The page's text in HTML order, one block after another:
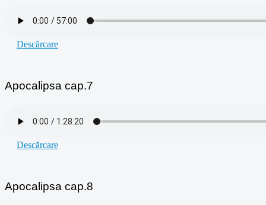
Descărcare
Apocalipsa cap.7
Descărcare
Apocalipsa cap.8